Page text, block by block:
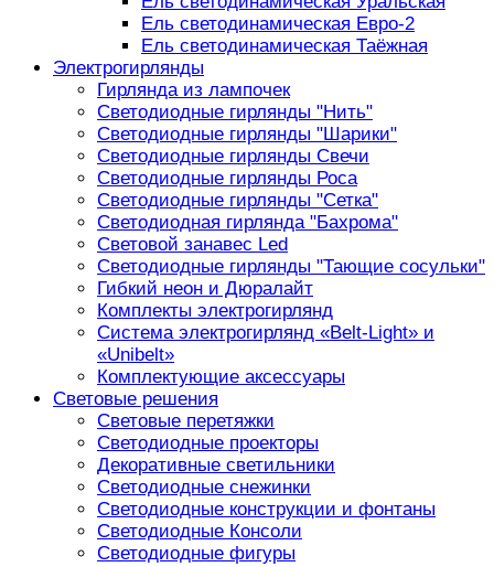
Ель светодинамическая Евро-2
Ель светодинамическая Таёжная
Электрогирлянды
Гирлянда из лампочек
Светодиодные гирлянды "Нить"
Светодиодные гирлянды "Шарики"
Светодиодные гирлянды Свечи
Светодиодные гирлянды Роса
Светодиодные гирлянды "Сетка"
Светодиодная гирлянда "Бахрома"
Световой занавес Led
Светодиодные гирлянды "Тающие сосульки"
Гибкий неон и Дюралайт
Комплекты электрогирлянд
Система электрогирлянд «Belt-Light» и
«Unibelt»
Комплектующие аксессуары
Световые решения
Световые перетяжки
Светодиодные проекторы
Декоративные светильники
Светодиодные снежинки
Светодиодные конструкции и фонтаны
Светодиодные Консоли
Светодиодные фигуры